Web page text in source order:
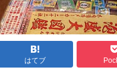
はてブ